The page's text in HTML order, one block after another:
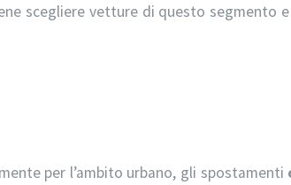
scegliere vetture di questo segmento
per l’ambito urbano, gli spostamenti